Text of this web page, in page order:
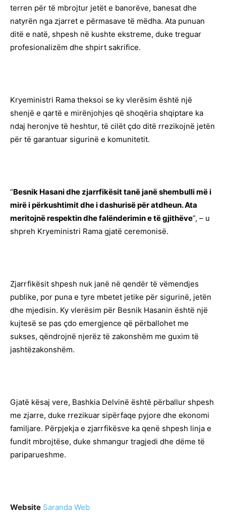
terren për të mbrojtur jetët e banorëve, banesat dhe
natyrën nga zjarret e përmasave të mëdha. Ata punuan
ditë e natë, shpesh në kushte ekstreme, duke treguar
profesionalizëm dhe shpirt sakrifice.
Kryeministri Rama theksoi se ky vlerësim është një
shenjë e qartë e mirënjohjes që shoqëria shqiptare ka
ndaj heronjve të heshtur, të cilët çdo ditë rrezikojnë jetën
për të garantuar sigurinë e komunitetit.
“Besnik Hasani dhe zjarrfikësit tanë janë shembulli më i
mirë i përkushtimit dhe i dashurisë për atdheun. Ata
meritojnë respektin dhe falënderimin e të gjithëve”, – u
shpreh Kryeministri Rama gjatë ceremonisë.
Zjarrfikësit shpesh nuk janë në qendër të vëmendjes
publike, por puna e tyre mbetet jetike për sigurinë, jetën
dhe mjedisin. Ky vlerësim për Besnik Hasanin është një
kujtesë se pas çdo emergjence që përballohet me
sukses, qëndrojnë njerëz të zakonshëm me guxim të
jashtëzakonshëm.
Gjatë kësaj vere, Bashkia Delvinë është përballur shpesh
me zjarre, duke rrezikuar sipërfaqe pyjore dhe ekonomi
familjare. Përpjekja e zjarrfikësve ka qenë shpesh linja e
fundit mbrojtëse, duke shmangur tragjedi dhe dëme të
pariparueshme.
Website Saranda Web